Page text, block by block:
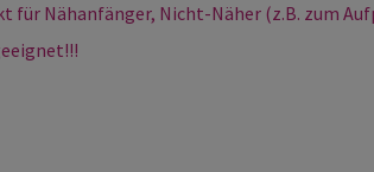
für Nähanfänger, Nicht-Näher (z.B. zum